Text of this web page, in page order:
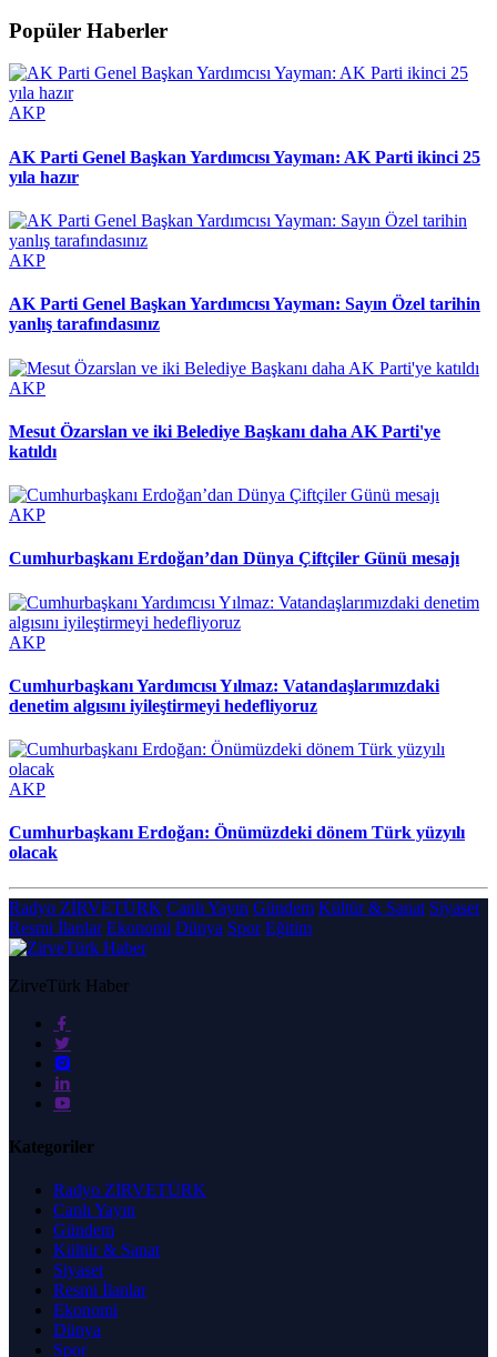
Popüler Haberler
AKP
AK Parti Genel Başkan Yardımcısı Yayman: AK Parti ikinci 25
yıla hazır
AKP
AK Parti Genel Başkan Yardımcısı Yayman: Sayın Özel tarihin
yanlış tarafındasınız
AKP
Mesut Özarslan ve iki Belediye Başkanı daha AK Parti'ye
katıldı
AKP
Cumhurbaşkanı Erdoğan’dan Dünya Çiftçiler Günü mesajı
AKP
Cumhurbaşkanı Yardımcısı Yılmaz: Vatandaşlarımızdaki
denetim algısını iyileştirmeyi hedefliyoruz
AKP
Cumhurbaşkanı Erdoğan: Önümüzdeki dönem Türk yüzyılı
olacak
Radyo ZİRVETÜRK Canlı Yayın Gündem Kültür & Sanat Siyaset
Resmi İlanlar Ekonomi Dünya Spor Eğitim
ZirveTürk Haber
Kategoriler
Radyo ZİRVETÜRK
Canlı Yayın
Gündem
Kültür & Sanat
Siyaset
Resmi İlanlar
Ekonomi
Dünya
Spor